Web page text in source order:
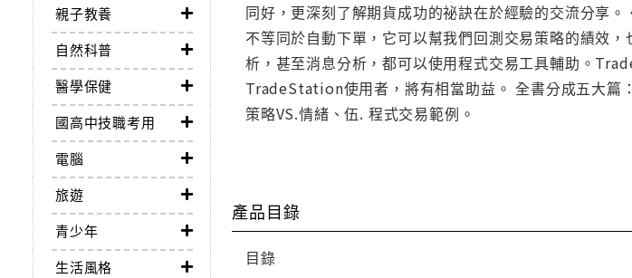
親子教養
自然科普
醫學保健
國高中技職考用
電腦
旅遊
青少年
生活風格
同好，更深刻了解期貨成功的祕訣在於經驗的交流分享
不等同於自動下單，它可以幫我們回測交易策略的績效
析，甚至消息分析，都可以使用程式交易工具輔助。
TradeStation使用者，將有相當助益。 全書分成五大
策略VS.情緒、伍. 程式交易範例。
產品目錄
目錄